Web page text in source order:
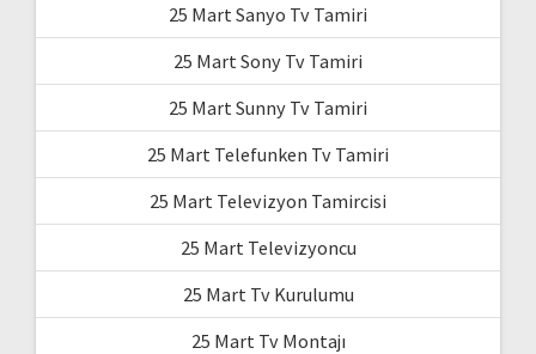
25 Mart Sanyo Tv Tamiri
25 Mart Sony Tv Tamiri
25 Mart Sunny Tv Tamiri
25 Mart Telefunken Tv Tamiri
25 Mart Televizyon Tamircisi
25 Mart Televizyoncu
25 Mart Tv Kurulumu
25 Mart Tv Montajı